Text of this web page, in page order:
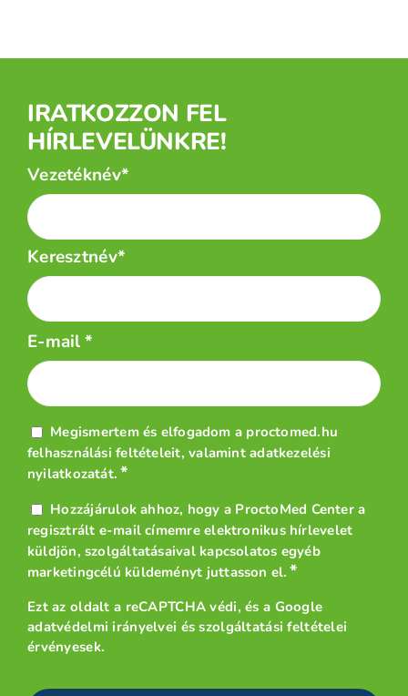
IRATKOZZON FEL
HÍRLEVELÜNKRE!
Név
*
Vezetéknév*
Keresztnév*
E-mail *
Adatvédelem
*
Megismertem és elfogadom a proctomed.hu
felhasználási feltételeit, valamintadatkezelési
nyilatkozatát. *
Hírlevél
*
Hozzájárulok ahhoz, hogy a ProctoMed Center a
regisztrált e-mail címemre elektronikus hírlevelet
küldjön, szolgáltatásaival kapcsolatos egyéb
marketingcélú küldeményt juttasson el. *
Ezt az oldalt a reCAPTCHA védi, és a Google
adatvédelmi irányelvei ésszolgáltatási feltételei
érvényesek.